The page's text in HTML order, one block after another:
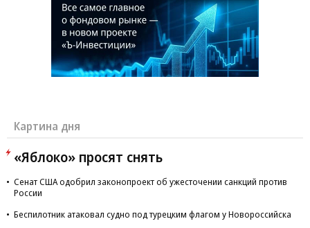
Картина дня
«Яблоко» просят снять
Сенат США одобрил законопроект об ужесточении санкций против
России
Беспилотник атаковал судно под турецким флагом у Новороссийска